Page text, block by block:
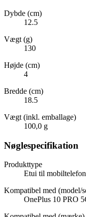
Dybde (cm)
12.5
Vægt (g)
130
Højde (cm)
4
Bredde (cm)
18.5
Vægt (inkl. emballage)
100,0 g
Nøglespecifikation
Produkttype
Etui til mobiltelefon
Kompatibel med (model/
OnePlus 10 PRO